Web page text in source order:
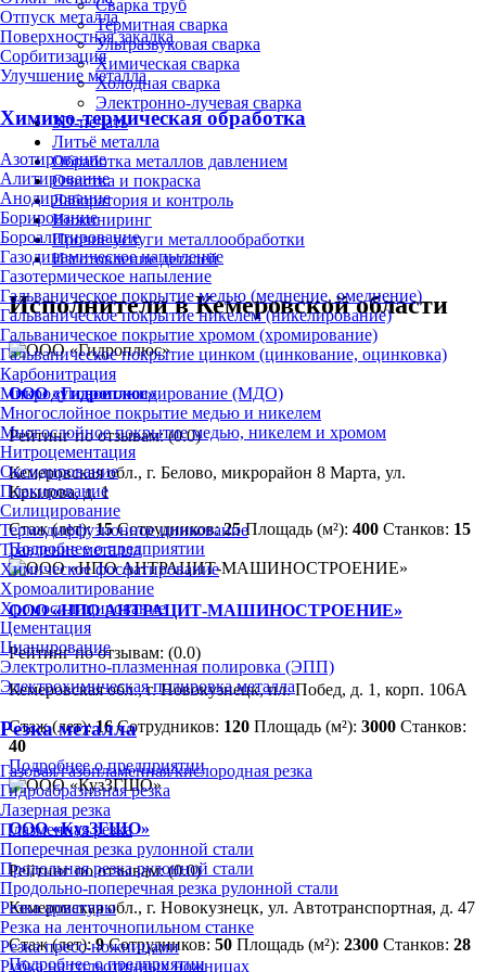
Отпуск металла
Поверхностная закалка
Сорбитизация
Улучшение металла
Химико-термическая обработка
Азотирование
Алитирование
Анодирование
Борирование
Бороалитирование
Газодинамическое напыление
Газотермическое напыление
Гальваническое покрытие медью (меднение, омеднение)
Гальваническое покрытие никелем (никелирование)
Гальваническое покрытие хромом (хромирование)
Гальваническое покрытие цинком (цинкование, оцинковка)
Карбонитрация
Микродуговое оксидирование (МДО)
Многослойное покрытие медью и никелем
Многослойное покрытие медью, никелем и хромом
Нитроцементация
Оксидирование
Плакирование
Силицирование
Термодиффузионное цинкование
Травление металла
Химическое фосфатирование
Хромоалитирование
Хромосилицирование
Цементация
Цианирование
Электролитно-плазменная полировка (ЭПП)
Электрохимическая полировка металла
Резка металла
Газовая/газопламенная/кислородная резка
Гидроабразивная резка
Лазерная резка
Плазменная резка
Поперечная резка рулонной стали
Продольная резка рулонной стали
Продольно-поперечная резка рулонной стали
Резка арматуры
Резка на ленточнопильном станке
Резка пресс-ножницами
Рубка на гильотинных ножницах
Сварка труб
Термитная сварка
Ультразвуковая сварка
Химическая сварка
Холодная сварка
Электронно-лучевая сварка
3D-печать
Литьё металла
Обработка металлов давлением
Очистка и покраска
Лаборатория и контроль
Инжиниринг
Прочие услуги металлообработки
Изготовление деталей
Исполнители в Кемеровской области
ООО «Гидроплюс»
Рейтинг по отзывам:(0.0)
Кемеровская обл., г. Белово, микрорайон 8 Марта, ул.
Крылова, д. 1
Стаж (лет):15 Сотрудников:25 Площадь (м²): 400 Станков: 15
Подробнее о предприятии
ООО «НПО АНТРАЦИТ-МАШИНОСТРОЕНИЕ»
Рейтинг по отзывам: (0.0)
Кемеровская обл., г. Новокузнецк, пл. Побед, д. 1, корп. 106А
Стаж (лет):16 Сотрудников: 120 Площадь (м²): 3000 Станков:
40
Подробнее о предприятии
ООО «КузЗГШО»
Рейтинг по отзывам:(0.0)
Кемеровская обл., г. Новокузнецк, ул. Автотранспортная, д. 47
Стаж (лет):9 Сотрудников: 50 Площадь (м²): 2300 Станков: 28
Подробнее о предприятии